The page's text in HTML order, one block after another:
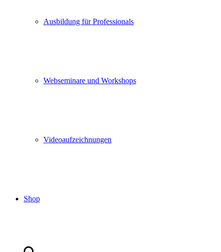
Ausbildung für Professionals
Webseminare und Workshops
Videoaufzeichnungen
Shop